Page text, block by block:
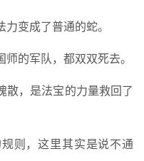
变成了普通的蛇。
的军队，都双双死去。
散，是法宝的力量救回了
则，这里其实是说不通